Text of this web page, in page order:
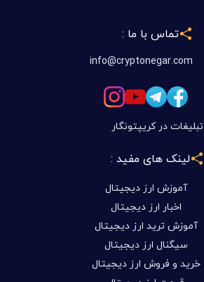
تماس با ما :
info@cryptonegar.com
تبلیغات در کریپتونگار
لینک های مفید :
آموزش ارز دیجیتال
اخبار ارز دیجیتال
آموزش ترید ارز دیجیتال
سیگنال ارز دیجیتال
خرید و فروش ارز دیجیتال